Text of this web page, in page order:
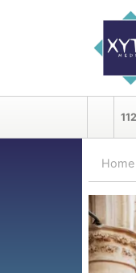
112
Home